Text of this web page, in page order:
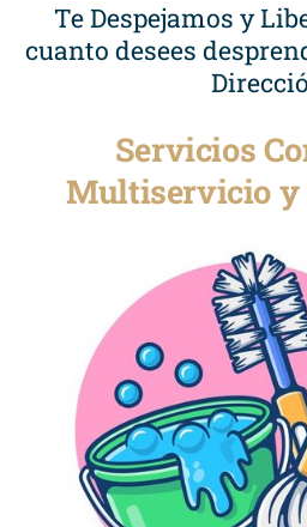
Te Despejamos y
cuanto desees
Servicios
Multiservicio y